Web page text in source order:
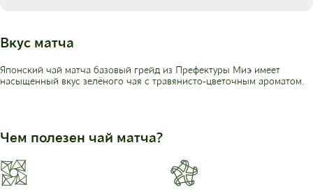
Вкус матча
Японский чай матча базовый грейд из Префектуры Миэ имеет
насыщенный вкус зелёного чая с травянисто-цветочным ароматом.
Чем полезен чай матча?